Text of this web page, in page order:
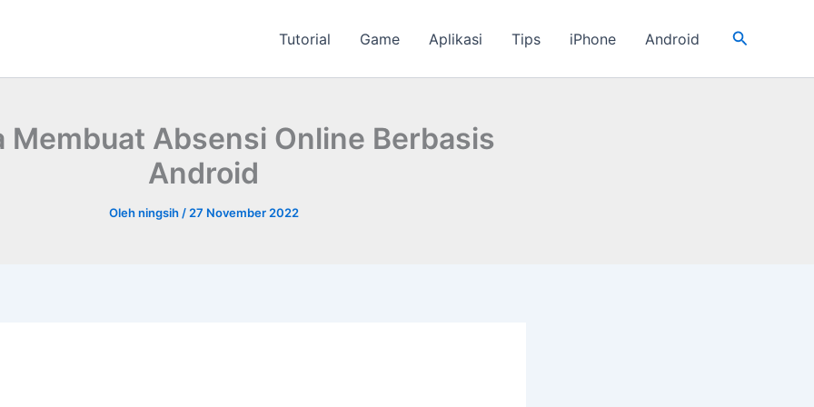
Tutorial Game Aplikasi Tips iPhone Android Cari
Membuat Absensi Online Berbasis
Android
Olehningsih / 27 November 2022